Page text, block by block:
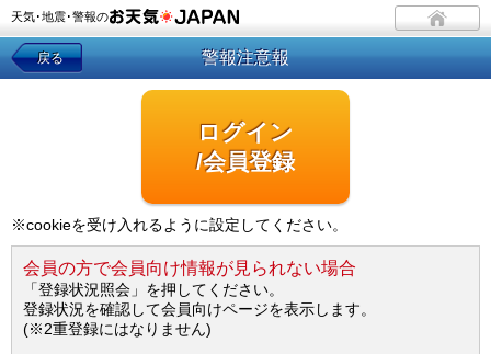
天気･地震･警報の
戻る 警報注意報
ログイン
/会員登録
※cookieを受け入れるように設定してください。
会員の方で会員向け情報が見られない場合
「登録状況照会」を押してください。
登録状況を確認して会員向けページを表示します。
(※2重登録にはなりません)